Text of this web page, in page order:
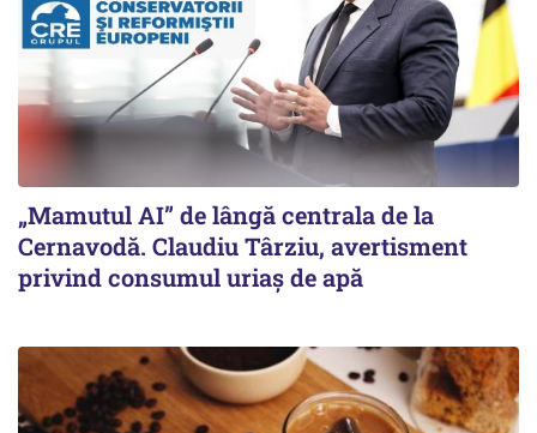
„Mamutul AI” de lângă centrala de la
Cernavodă. Claudiu Târziu, avertisment
privind consumul uriaș de apă